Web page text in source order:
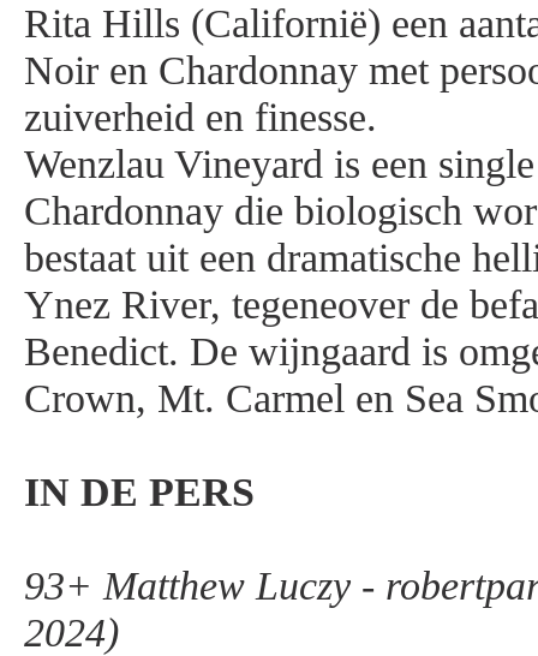
Rita Hills (Californië) een
Noir en Chardonnay met
zuiverheid en finesse.
Wenzlau Vineyard is een
Chardonnay die biologisch
bestaat uit een dramatische
Ynez River, tegeneover de
Benedict. De wijngaard is
Crown, Mt. Carmel en Sea
IN DE PERS
93+ Matthew Luczy -
2024)